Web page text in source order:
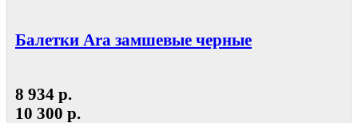
Балетки Ara замшевые черные
8 934 р.
10 300 р.